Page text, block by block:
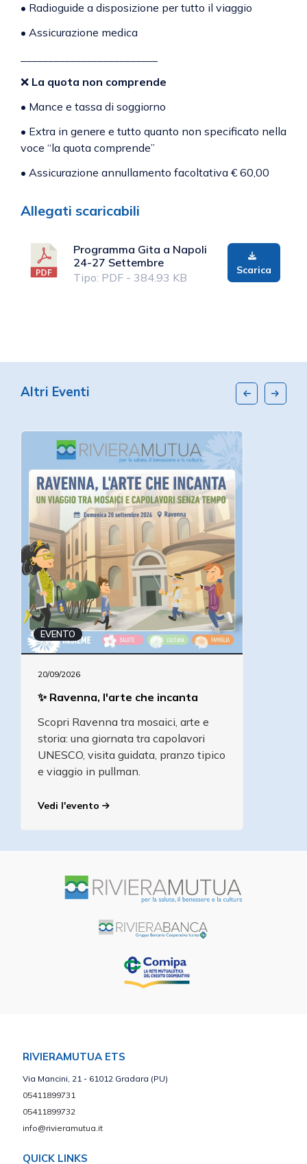
• Radioguide a disposizione per tutto il viaggio
• Assicurazione medica
❌ La quota non comprende
• Mance e tassa di soggiorno
• Extra in genere e tutto quanto non specificato nella
voce “la quota comprende”
• Assicurazione annullamento facoltativa € 60,00
Allegati scaricabili
Programma Gita a Napoli
24-27 Settembre
Tipo: PDF - 384.93 KB
Scarica
Altri Eventi
EVENTO
20/09/2026
✨ Ravenna, l'arte che incanta
Scopri Ravenna tra mosaici, arte e
storia: una giornata tra capolavori
UNESCO, visita guidata, pranzo tipico
e viaggio in pullman.
Vedi l'evento
RIVIERAMUTUA ETS
Via Mancini, 21 - 61012 Gradara (PU)
05411899731
05411899732
info@rivieramutua.it
QUICK LINKS